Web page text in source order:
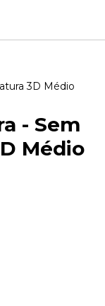
3D Médio
- Sem
Médio